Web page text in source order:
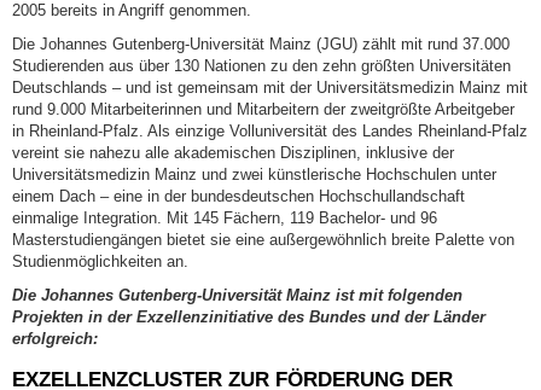
2005 bereits in Angriff genommen.
Die Johannes Gutenberg-Universität Mainz (JGU) zählt mit rund 37.000
Studierenden aus über 130 Nationen zu den zehn größten Universitäten
Deutschlands – und ist gemeinsam mit der Universitätsmedizin Mainz mit
rund 9.000 Mitarbeiterinnen und Mitarbeitern der zweitgrößte Arbeitgeber
in Rheinland-Pfalz. Als einzige Volluniversität des Landes Rheinland-Pfalz
vereint sie nahezu alle akademischen Disziplinen, inklusive der
Universitätsmedizin Mainz und zwei künstlerische Hochschulen unter
einem Dach – eine in der bundesdeutschen Hochschullandschaft
einmalige Integration. Mit 145 Fächern, 119 Bachelor- und 96
Masterstudiengängen bietet sie eine außergewöhnlich breite Palette von
Studienmöglichkeiten an.
Die Johannes Gutenberg-Universität Mainz ist mit folgenden
Projekten in der Exzellenzinitiative des Bundes und der Länder
erfolgreich:
EXZELLENZCLUSTER ZUR FÖRDERUNG DER